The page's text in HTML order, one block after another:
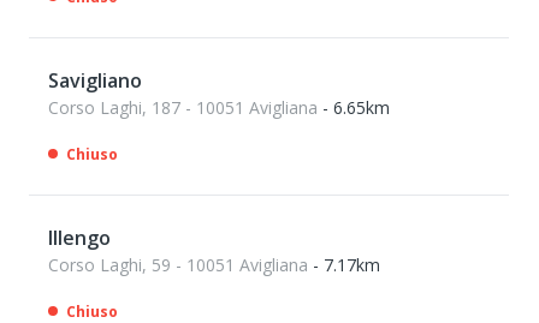
Savigliano
Corso Laghi, 187 - 10051 Avigliana - 6.65km
Chiuso
Illengo
Corso Laghi, 59 - 10051 Avigliana - 7.17km
Chiuso